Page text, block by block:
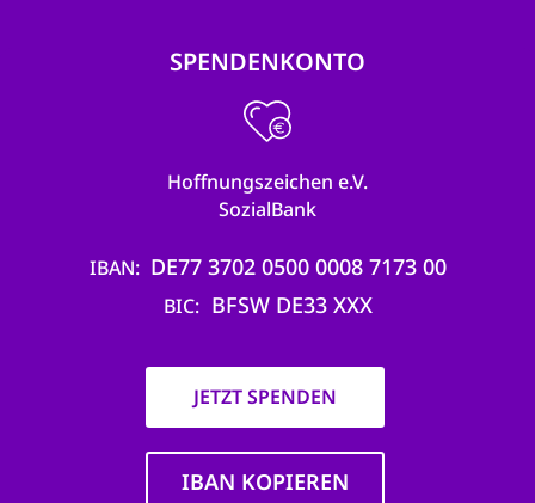
SPENDENKONTO
Hoffnungszeichen e.V.
SozialBank
IBAN DE77 3702 0500 0008 7173 00
BIC BFSW DE33 XXX
JETZT SPENDEN
IBAN KOPIEREN